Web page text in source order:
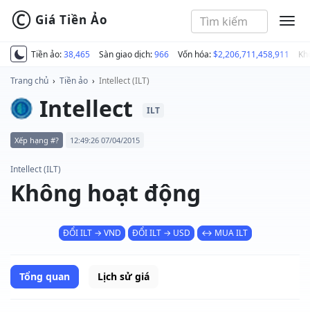
Tiền ảo:38,465 Sàn giao dịch:966 Vốn hóa:$2,206,711,458,911
© Giá Tiền Ảo
Trang chủ › Tiền ảo › Intellect (ILT)
Intellect ILT
Xếp hạng #? 12:49:26 07/04/2015
Intellect (ILT)
Không hoạt động
ĐỔI ILT → VND ĐỔI ILT → USD ↔ MUA ILT
Tổng quan Lịch sử giá